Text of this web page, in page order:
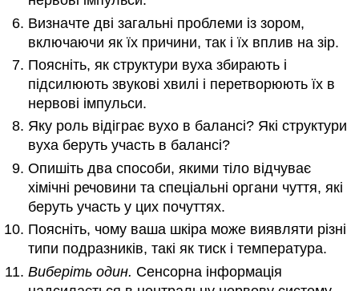
Визначте дві загальні проблеми із зором,
включаючи як їх причини, так і їх вплив на зір.
Поясніть, як структури вуха збирають і
підсилюють звукові хвилі і перетворюють їх в
нервові імпульси.
Яку роль відіграє вухо в балансі? Які структури
вуха беруть участь в балансі?
Опишіть два способи, якими тіло відчуває
хімічні речовини та спеціальні органи чуття, які
беруть участь у цих почуттях.
Поясніть, чому ваша шкіра може виявляти різні
типи подразників, такі як тиск і температура.
Виберіть один. Сенсорна інформація